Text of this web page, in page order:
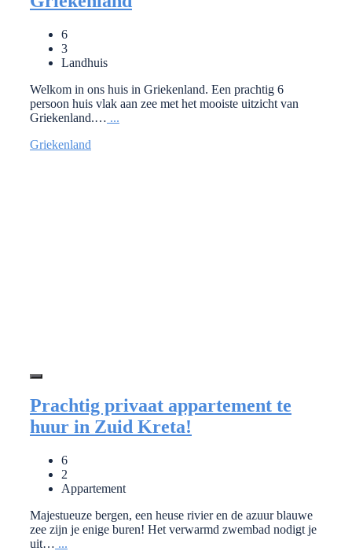
6
3
Landhuis
Welkom in ons huis in Griekenland. Een prachtig 6
persoon huis vlak aan zee met het mooiste uitzicht van
Griekenland.… ...
Griekenland
Prachtig privaat appartement te
huur in Zuid Kreta!
6
2
Appartement
Majestueuze bergen, een heuse rivier en de azuur blauwe
zee zijn je enige buren! Het verwarmd zwembad nodigt je
uit… ...